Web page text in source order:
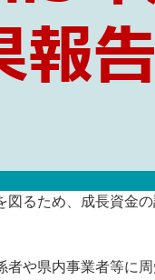
るため、成長資金
者や県内事業者等に周